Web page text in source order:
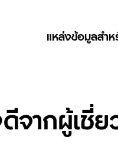
แหล่งข้อมูลสำ
จากผู้เชี่